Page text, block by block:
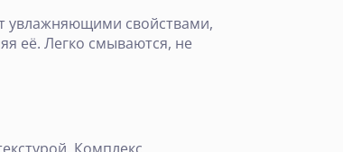
увлажняющими свойствами,
её. Легко смываются, не